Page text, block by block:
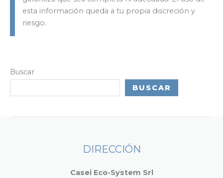
esta información queda a tu propia discreción y
riesgo.
Buscar
BUSCAR
DIRECCIÓN
Casei Eco-System Srl